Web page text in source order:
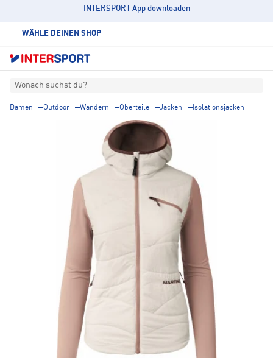
INTERSPORT App downloaden
WÄHLE DEINEN SHOP
Wonach suchst du?
Damen Outdoor Wandern Oberteile Jacken Isolationsjacken